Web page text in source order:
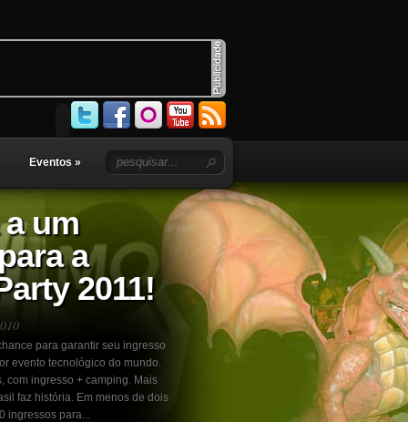
Eventos »
um
a
2011!
para garantir seu ingresso
evento tecnológico do mundo.
com ingresso + camping. Mais
faz história. Em menos de dois
ingressos para...